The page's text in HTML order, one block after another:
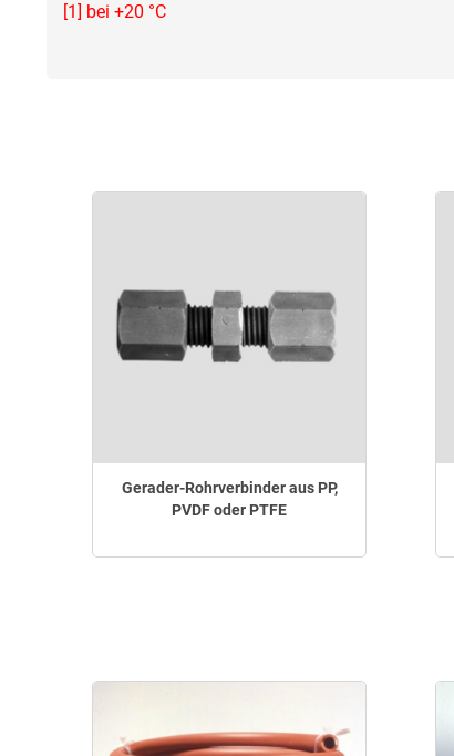
[1] bei +20 °C
Gerader-Rohrverbinder aus PP,
PVDF oder PTFE